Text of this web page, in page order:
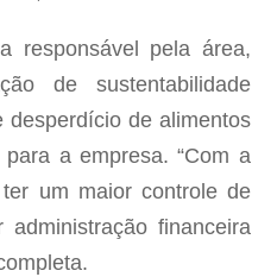
responsável pela área,
de sustentabilidade
de alimentos
a empresa. “Com a
um maior controle de
financeira